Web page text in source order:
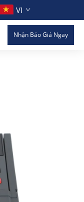
VI
Nhận Báo Giá Ngay